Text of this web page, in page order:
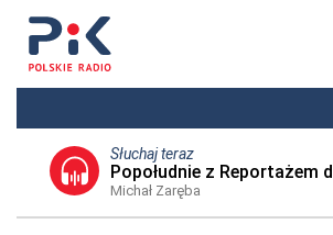
Słuchaj teraz
Popołudnie z Reportażem
Michał Zaręba